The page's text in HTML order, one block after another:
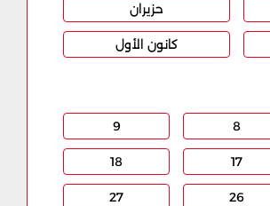
حزيران
كانون الأول
8
9
17
18
26
27